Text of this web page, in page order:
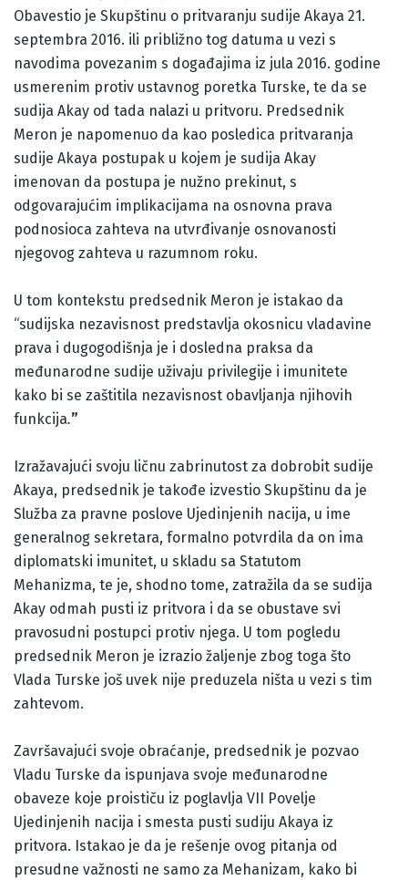
Obavestio je Skupštinu o pritvaranju sudije Akaya 21.
septembra 2016. ili približno tog datuma u vezi s
navodima povezanim s događajima iz jula 2016. godine
usmerenim protiv ustavnog poretka Turske, te da se
sudija Akay od tada nalazi u pritvoru. Predsednik
Meron je napomenuo da kao posledica pritvaranja
sudije Akaya postupak u kojem je sudija Akay
imenovan da postupa je nužno prekinut, s
odgovarajućim implikacijama na osnovna prava
podnosioca zahteva na utvrđivanje osnovanosti
njegovog zahteva u razumnom roku.
U tom kontekstu predsednik Meron je istakao da
“sudijska nezavisnost predstavlja okosnicu vladavine
prava i dugogodišnja je i dosledna praksa da
međunarodne sudije uživaju privilegije i imunitete
kako bi se zaštitila nezavisnost obavljanja njihovih
funkcija.”
Izražavajući svoju ličnu zabrinutost za dobrobit sudije
Akaya, predsednik je takođe izvestio Skupštinu da je
Služba za pravne poslove Ujedinjenih nacija, u ime
generalnog sekretara, formalno potvrdila da on ima
diplomatski imunitet, u skladu sa Statutom
Mehanizma, te je, shodno tome, zatražila da se sudija
Akay odmah pusti iz pritvora i da se obustave svi
pravosudni postupci protiv njega. U tom pogledu
predsednik Meron je izrazio žaljenje zbog toga što
Vlada Turske još uvek nije preduzela ništa u vezi s tim
zahtevom.
Završavajući svoje obraćanje, predsednik je pozvao
Vladu Turske da ispunjava svoje međunarodne
obaveze koje proističu iz poglavlja VII Povelje
Ujedinjenih nacija i smesta pusti sudiju Akaya iz
pritvora. Istakao je da je rešenje ovog pitanja od
presudne važnosti ne samo za Mehanizam, kako bi